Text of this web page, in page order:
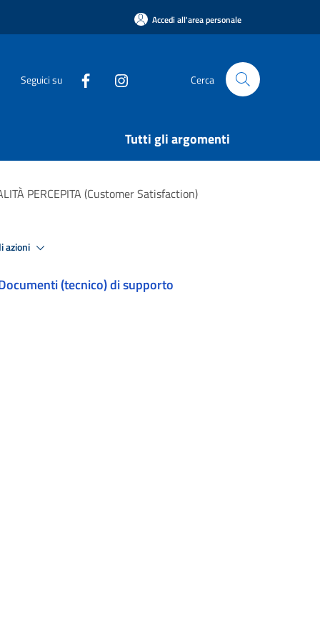
Accedi all'area personale
Seguici su Cerca
Tutti gli argomenti
PERCEPITA (Customer Satisfaction)
azioni
(tecnico) di supporto